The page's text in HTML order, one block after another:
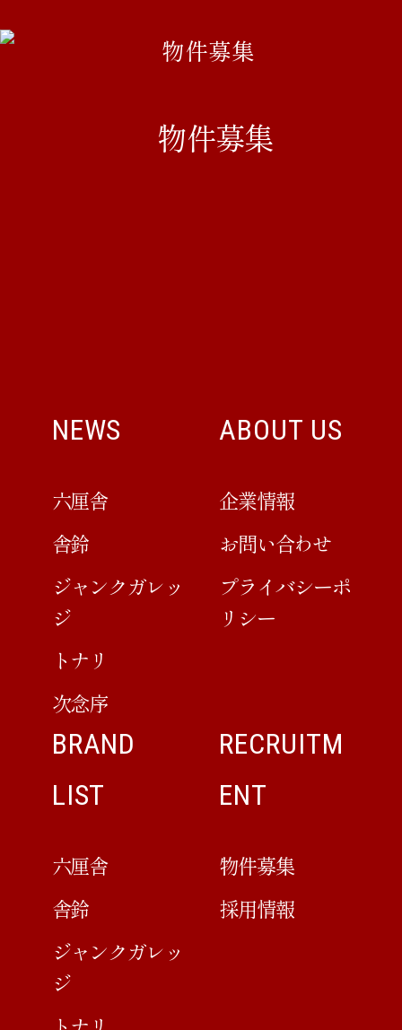
物件募集
NEWS
六厘舎
舎鈴
ジャンクガレッ
ジ
トナリ
次念序
ABOUT US
企業情報
お問い合わせ
プライバシーポ
リシー
BRAND
LIST
六厘舎
舎鈴
ジャンクガレッ
ジ
RECRUITM
ENT
物件募集
採用情報